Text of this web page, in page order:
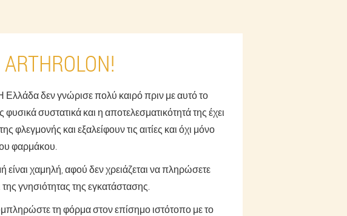
Ελλάδα δεν γνώρισε πολύ καιρό πριν με αυτό το
συστατικά και η αποτελεσματικότητά της έχει
φλεγμονής και εξαλείφουν τις αιτίες και όχι μόνο
φαρμάκου.
χαμηλή, αφού δεν χρειάζεται να πληρώσετε
γνησιότητας της εγκατάστασης.
τη φόρμα στον επίσημο ιστότοπο με το